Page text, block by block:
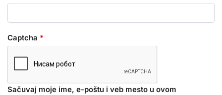
Captcha *
Sačuvaj moje ime, e-poštu i veb mesto u ovom